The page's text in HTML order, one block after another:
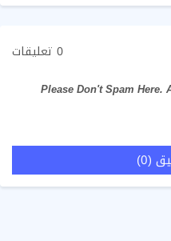
0 تعليقات
* Please Don't Spam
(0)